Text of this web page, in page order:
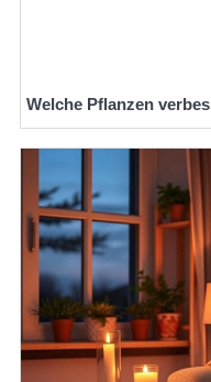
Welche Pflanzen